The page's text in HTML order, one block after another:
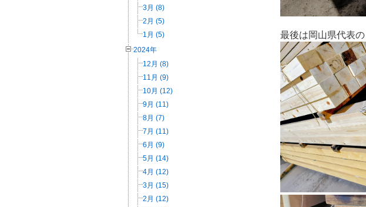
3月 (8)
2月 (5)
1月 (5)
2024年
12月 (8)
11月 (9)
10月 (12)
9月 (11)
8月 (7)
7月 (11)
6月 (9)
5月 (14)
4月 (12)
3月 (15)
2月 (12)
最後は岡山県代表